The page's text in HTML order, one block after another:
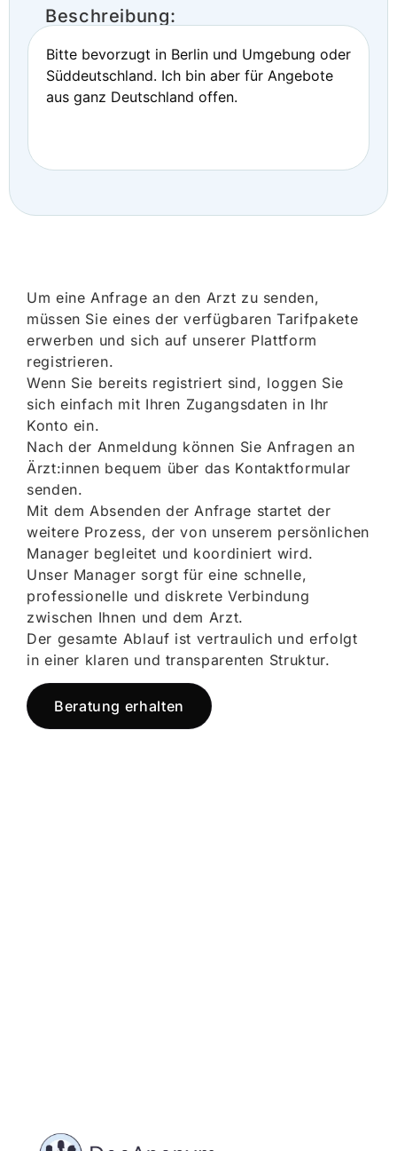
Beschreibung:
Bitte bevorzugt in Berlin und Umgebung oder
Süddeutschland. Ich bin aber für Angebote
aus ganz Deutschland offen.
Um eine Anfrage an den Arzt zu senden,
müssen Sie eines der verfügbaren Tarifpakete
erwerben und sich auf unserer Plattform
registrieren.
Wenn Sie bereits registriert sind, loggen Sie
sich einfach mit Ihren Zugangsdaten in Ihr
Konto ein.
Nach der Anmeldung können Sie Anfragen an
Ärzt:innen bequem über das Kontaktformular
senden.
Mit dem Absenden der Anfrage startet der
weitere Prozess, der von unserem persönlichen
Manager begleitet und koordiniert wird.
Unser Manager sorgt für eine schnelle,
professionelle und diskrete Verbindung
zwischen Ihnen und dem Arzt.
Der gesamte Ablauf ist vertraulich und erfolgt
in einer klaren und transparenten Struktur.
Beratung erhalten